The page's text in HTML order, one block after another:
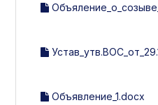
Объявление_1.docx